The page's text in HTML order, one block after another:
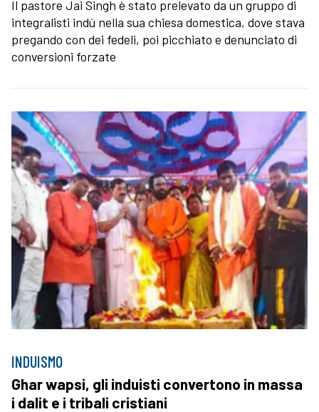
Il pastore Jai Singh è stato prelevato da un gruppo di
integralisti indù nella sua chiesa domestica, dove stava
pregando con dei fedeli, poi picchiato e denunciato di
conversioni forzate
INDUISMO
Ghar wapsi, gli induisti convertono in massa
i dalit e i tribali cristiani